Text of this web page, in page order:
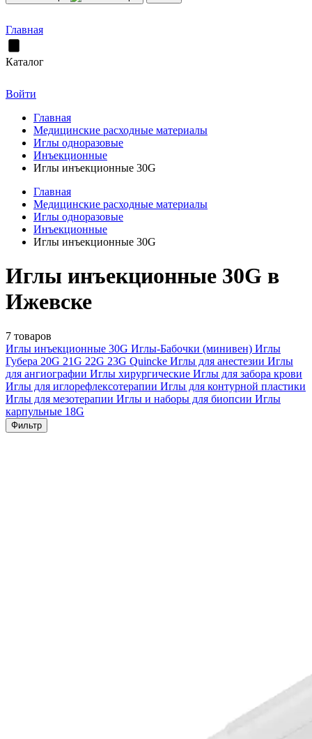
Главная
Каталог
Войти
Главная
Медицинские расходные материалы
Иглы одноразовые
Инъекционные
Иглы инъекционные 30G
Главная
Медицинские расходные материалы
Иглы одноразовые
Инъекционные
Иглы инъекционные 30G
Иглы инъекционные 30G в
Ижевске
7 товаров
Иглы инъекционные 30G Иглы-Бабочки (минивен) Иглы
Губера 20G 21G 22G 23G Quincke Иглы для анестезии Иглы
для ангиографии Иглы хирургические Иглы для забора крови
Иглы для иглорефлексотерапии Иглы для контурной пластики
Иглы для мезотерапии Иглы и наборы для биопсии Иглы
карпульные 18G
Фильтр